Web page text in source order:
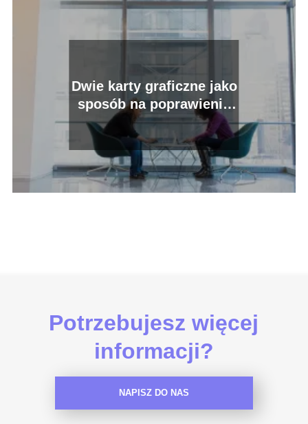
Dwie karty graficzne jako
sposób na poprawienie
wydajności.
Potrzebujesz więcej
informacji?
NAPISZ DO NAS